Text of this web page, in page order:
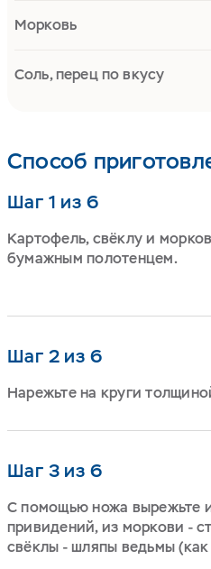
Способ
Шаг 1 из 6
Картофель, свёклу и
бумажным полотенцем.
Шаг 2 из 6
Нарежьте на круги
Шаг 3 из 6
С помощью ножа вырежьте
привидений, из моркови -
свёклы - шляпы ведьмы
Морковь
Соль, перец по вкусу